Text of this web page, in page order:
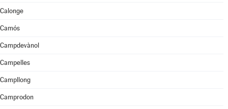
Calonge
Camós
Campdevànol
Campelles
Campllong
Camprodon